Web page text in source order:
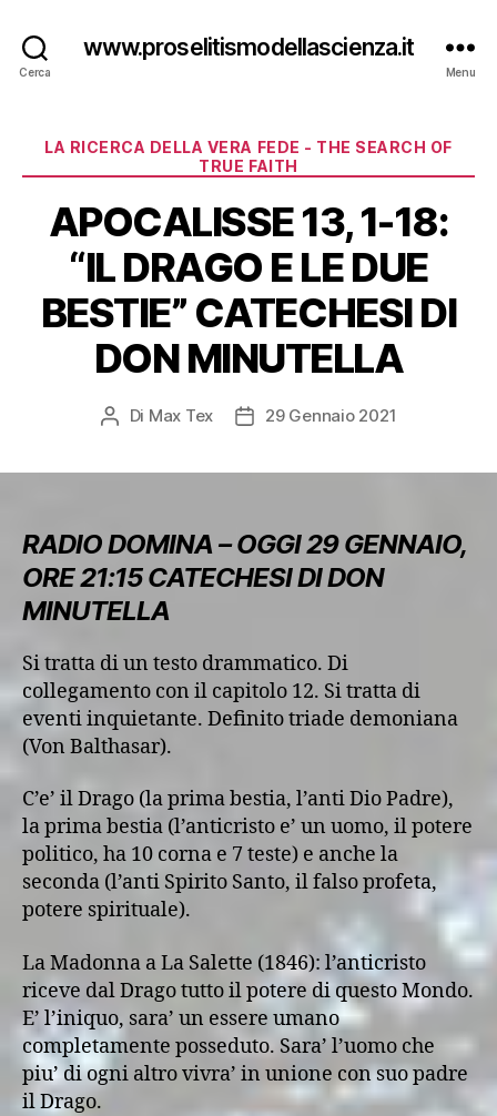
Cerca
www.proselitismodellascienza.it
Menu
Categorie
LA RICERCA DELLA VERA FEDE - THE SEARCH OF
TRUE FAITH
APOCALISSE 13, 1-18:
“IL DRAGO E LE DUE
BESTIE” CATECHESI DI
DON MINUTELLA
Autore
Di Max Tex
Data29 Gennaio 2021
RADIO DOMINA – OGGI 29 GENNAIO,
ORE 21:15 CATECHESI DI DON
MINUTELLA
Si tratta di un testo drammatico. Di
collegamento con il capitolo 12. Si tratta di
eventi inquietante. Definito triade demoniana
(Von Balthasar).
C’e’ il Drago (la prima bestia, l’anti Dio Padre),
la prima bestia (l’anticristo e’ un uomo, il potere
politico, ha 10 corna e 7 teste) e anche la
seconda (l’anti Spirito Santo, il falso profeta,
potere spirituale).
La Madonna a La Salette (1846): l’anticristo
riceve dal Drago tutto il potere di questo Mondo.
E’ l’iniquo, sara’ un essere umano
completamente posseduto. Sara’ l’uomo che
piu’ di ogni altro vivra’ in unione con suo padre
il Drago.